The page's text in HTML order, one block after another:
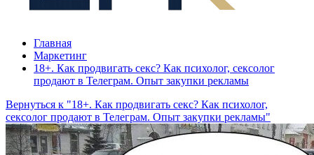
Главная
Маркетинг
18+. Как продвигать секс? Как психолог, сексолог
продают в Телеграм. Опыт закупки рекламы
Вернуться к "18+. Как продвигать секс? Как психолог,
сексолог продают в Телеграм. Опыт закупки рекламы"